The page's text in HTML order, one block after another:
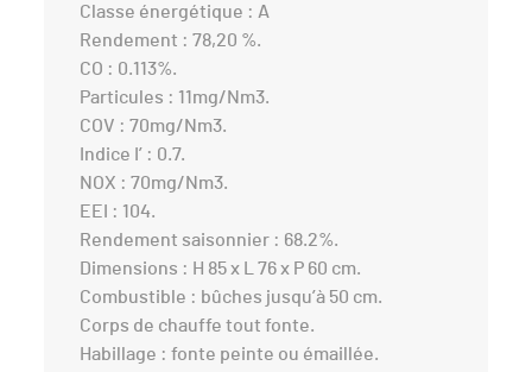
Classe énergétique : A
Rendement : 78,20 %.
CO : 0.113%.
Particules : 11mg/Nm3.
COV : 70mg/Nm3.
Indice I’ : 0.7.
NOX : 70mg/Nm3.
EEI : 104.
Rendement saisonnier : 68.2%.
Dimensions : H 85 x L 76 x P 60 cm.
Combustible : bûches jusqu’à 50 cm.
Corps de chauffe tout fonte.
Habillage : fonte peinte ou émaillée.